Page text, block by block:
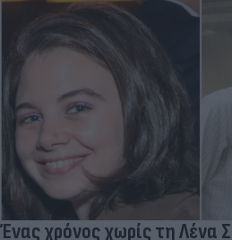
Ένας χρόνος χωρίς τη Λένα